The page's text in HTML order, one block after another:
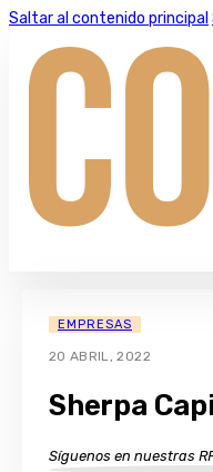
Saltar al contenido principal
EMPRESAS
20 ABRIL, 2022
Sherpa
Síguenos en nuestras